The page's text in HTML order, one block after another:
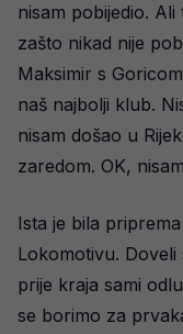
nisam pobijedio.
zašto nikad nije
Maksimir s
naš najbolji klub.
nisam došao u
zaredom. OK,
Ista je bila
Lokomotivu. Doveli
prije kraja sami
se borimo za